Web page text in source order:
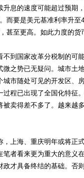
升息的速度可能超过预
而要是美元基准利率升
甚至更高。如此力度的货
国家改革分税制的可
微之势已无疑问。城市土
城市随处可见的开发区、
过程已出现了全国化特征
被卖得差不多了。越来越
海、重庆明年或将正
笔者看来更为重大的意义
才具备终结的基础。否